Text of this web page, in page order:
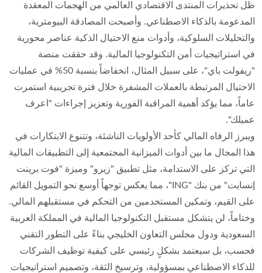
ظل تحذيرات المنتدى الاقتصادي العالمي من الهجمات المعقدة
المدعومة بالذكاء الاصطناعي. وأصبحت المصادقة البيومترية،
والتحليلات السلوكية، وأدوات منع الاحتيال الذكية عناصر محورية
في استراتيجيات أمن التكنولوجيا المالية. وقد حققت منصة
"ريفولت باي"، على سبيل المثال، انخفاضاً بنسبة 50% في عمليات
الاحتيال المرتبطة بالعملات المشفرة خلال فترة تجريبية استمرت
عاماً، مما يؤكد أهمية المراقبة الفورية وتعزيز إجراءات "اعرف
عميلك".
ويبرز الرفاه المالي كأحد الأولويات الناشئة، وتتنوع الابتكارات في
هذا المجال ما بين أدوات الميزانية المجتمعية إلى التطبيقات المالية
التي تركز على الاستدامة، مثل تطبيق "زيرو" وميزة "فوت برينت
إنسايت" من بنك "ING"، مما يعكس توجهاً أوسع نحو التمويل القائم
على القيم، وتمكين المستخدمين من التحكم في مستقبلهم المالي.
وختاماً، لن يتشكل مستقبل التكنولوجيا المالية في المملكة العربية
السعودية ودول مجلس التعاون الخليجي بناءً على التطور التقني
فحسب، بل سيعتمد بشكلٍ رئيسي على كيفية توظيف الشركات
للذكاء الاصطناعي بمسؤولية، وترسيخ الثقة، وتصميم استراتيجيات